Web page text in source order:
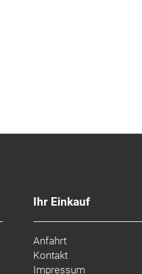
Ihr Einkauf
Anfahrt
Kontakt
Impressum